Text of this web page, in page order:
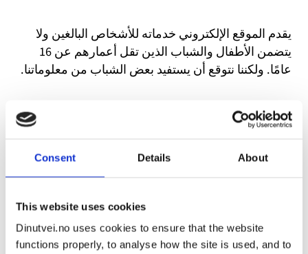
Consent Details About
This website uses cookies
Dinutvei.no uses cookies to ensure that the website
functions properly, to analyse how the site is used, and to
يقدم الموقع الإلكتروني خدماته للأشخاص البالغين ولا
يتضمن الأطفال والشباب الذين تقل أعمارهم عن 16
عامًا. ولكننا نتوقع أن يستفيد بعض الشباب من معلوماتنا.
إذا كنت طفلاً أو شابًا أو لديك أسئلة متعلقة بالأطفال أو
النرويجية فقط) أو
الخط الساخن للطوارئ للأطفال
(متوفر بعدة لغات).
ماذا ستجد في موقع dinutvei.no؟